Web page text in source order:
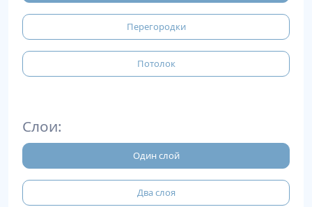
Перегородки
Потолок
Слои:
Один слой
Два слоя